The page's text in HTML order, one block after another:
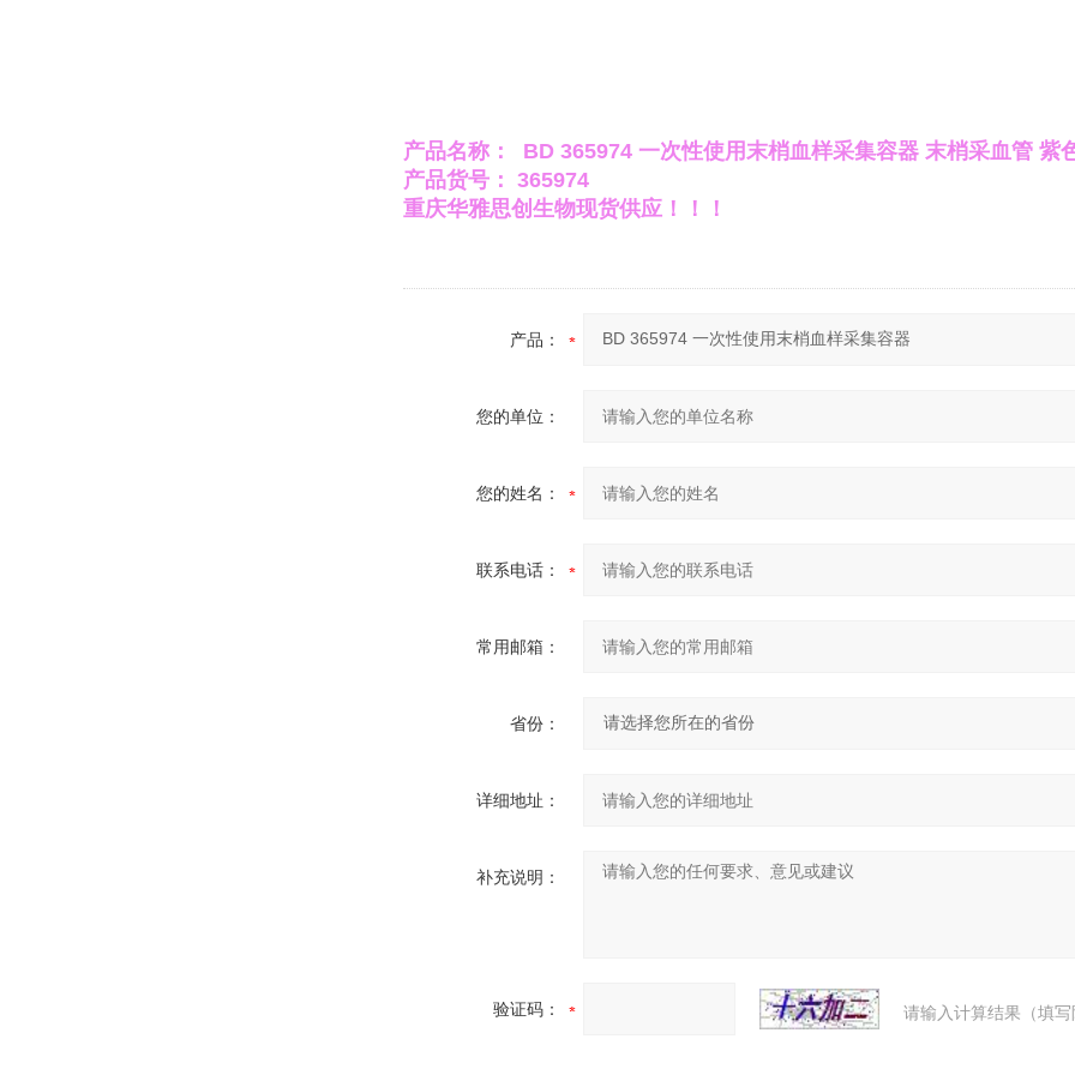
产品名称： BD 365974 一次性使用末梢血样采集容器 末梢采血管 紫
产品货号： 365974
重庆华雅思创生物现货供应！！！
产品：
您的单位：
您的姓名：
联系电话：
常用邮箱：
省份：
详细地址：
补充说明：
验证码： 请输入计算结果（填